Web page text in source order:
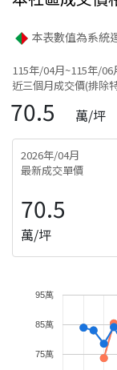
本表數值為系統
115年/04月~115年/06
近三個月成交價(排除
70.5 萬/坪
2026年/04月
最新成交單價
70.5
萬/坪
75萬
85萬
95萬